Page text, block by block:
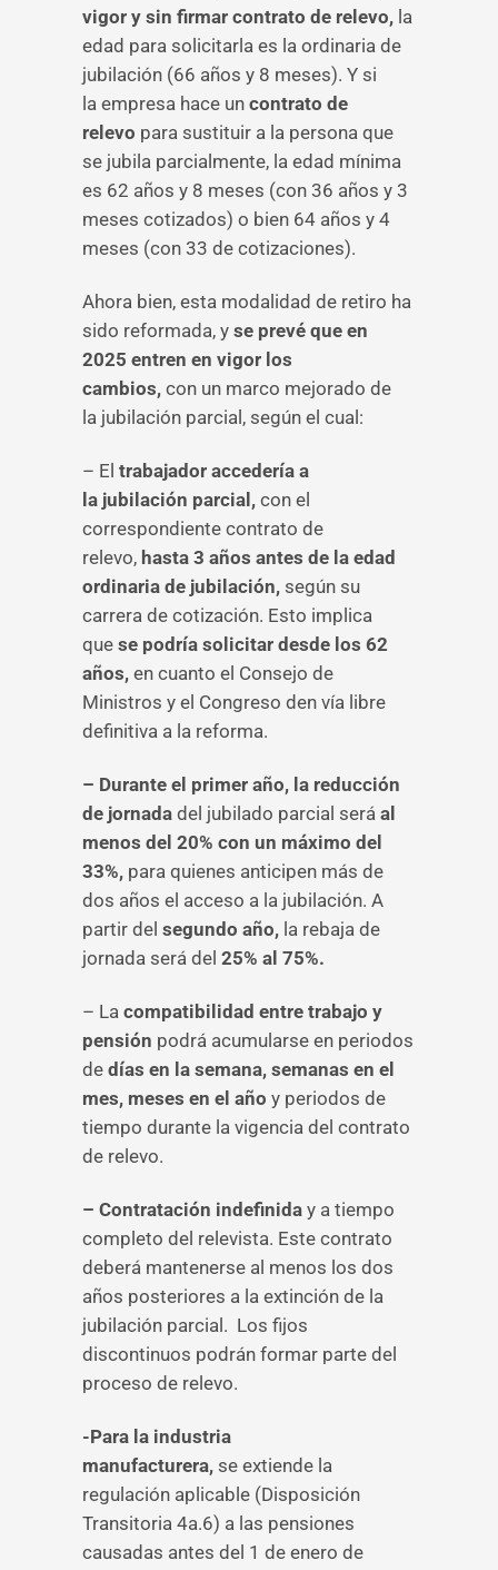
vigor y sin firmar contrato de relevo, la
edad para solicitarla es la ordinaria de
jubilación (66 años y 8 meses). Y si
la empresa hace un contrato de
relevo para sustituir a la persona que
se jubila parcialmente, la edad mínima
es 62 años y 8 meses (con 36 años y 3
meses cotizados) o bien 64 años y 4
meses (con 33 de cotizaciones).
Ahora bien, esta modalidad de retiro ha
sido reformada, y se prevé que en
2025 entren en vigor los
cambios, con un marco mejorado de
la jubilación parcial, según el cual:
– El trabajador accedería a
la jubilación parcial, con el
correspondiente contrato de
relevo, hasta 3 años antes de la edad
ordinaria de jubilación, según su
carrera de cotización. Esto implica
que se podría solicitar desde los 62
años, en cuanto el Consejo de
Ministros y el Congreso den vía libre
definitiva a la reforma.
– Durante el primer año, la reducción
de jornada del jubilado parcial será al
menos del 20% con un máximo del
33%, para quienes anticipen más de
dos años el acceso a la jubilación. A
partir del segundo año, la rebaja de
jornada será del 25% al 75%.
– La compatibilidad entre trabajo y
pensión podrá acumularse en periodos
de días en la semana, semanas en el
mes, meses en el año y periodos de
tiempo durante la vigencia del contrato
de relevo.
– Contratación indefinida y a tiempo
completo del relevista. Este contrato
deberá mantenerse al menos los dos
años posteriores a la extinción de la
jubilación parcial. Los fijos
discontinuos podrán formar parte del
proceso de relevo.
-Para la industria
manufacturera, se extiende la
regulación aplicable (Disposición
Transitoria 4a.6) a las pensiones
causadas antes del 1 de enero de